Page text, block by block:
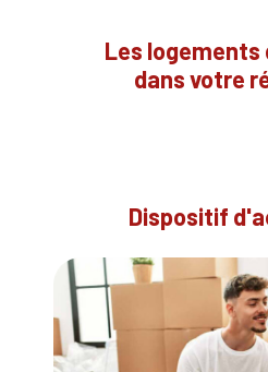
Les logements
dans votre
Dispositif